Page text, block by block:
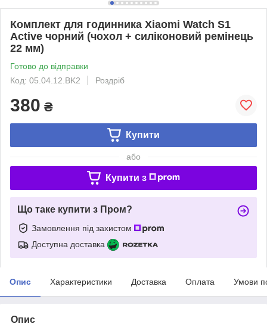
Комплект для годинника Xiaomi Watch S1
Active чорний (чохол + силіконовий ремінець
22 мм)
Готово до відправки
Код: 05.04.12.BK2
Роздріб
380 ₴
Купити
або
Купити з
Що таке купити з Пром?
Замовлення під захистом
Доступна доставка
Опис Характеристики Доставка Оплата Умови
Опис